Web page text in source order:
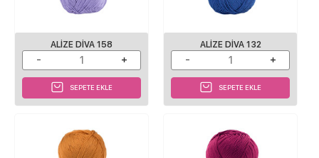
ALIZE DIVA 158
SEPETE EKLE
ALIZE DIVA 132
SEPETE EKLE